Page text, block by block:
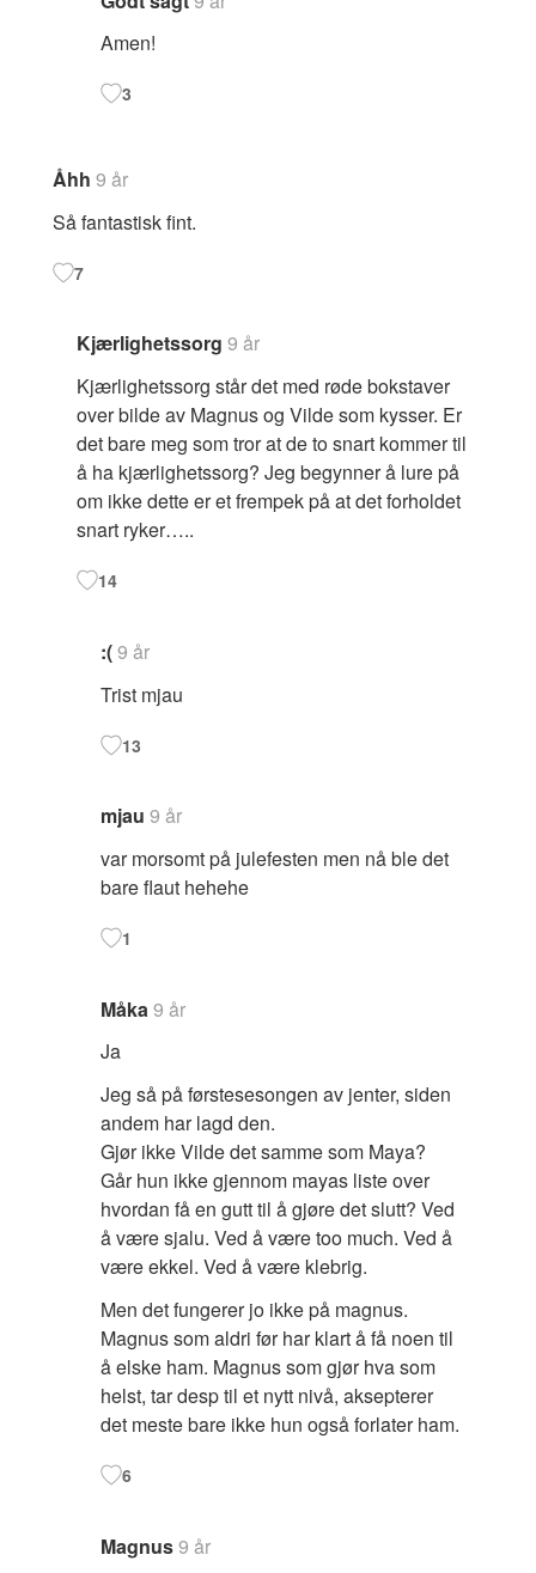
Amen!
3
Åhh 9 år
Så fantastisk fint.
7
Kjærlighetssorg 9 år
Kjærlighetssorg står det med røde bokstaver
over bilde av Magnus og Vilde som kysser. Er
det bare meg som tror at de to snart kommer til
å ha kjærlighetssorg? Jeg begynner å lure på
om ikke dette er et frempek på at det forholdet
snart ryker…..
14
:(9 år
Trist mjau
13
mjau 9 år
var morsomt på julefesten men nå ble det
bare flaut hehehe
1
Måka9 år
Ja
Jeg så på førstesesongen av jenter, siden
andem har lagd den.
Gjør ikke Vilde det samme som Maya?
Går hun ikke gjennom mayas liste over
hvordan få en gutt til å gjøre det slutt? Ved
å være sjalu. Ved å være too much. Ved å
være ekkel. Ved å være klebrig.
Men det fungerer jo ikke på magnus.
Magnus som aldri før har klart å få noen til
å elske ham. Magnus som gjør hva som
helst, tar desp til et nytt nivå, aksepterer
det meste bare ikke hun også forlater ham.
6
Magnus9 år